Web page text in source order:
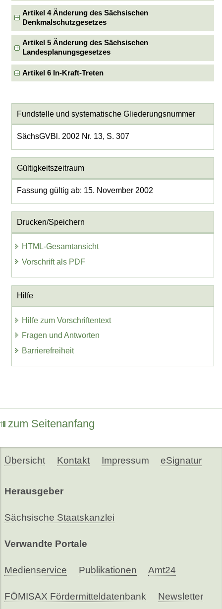
Artikel 4 Änderung des Sächsischen
Denkmalschutzgesetzes
Artikel 5 Änderung des Sächsischen
Landesplanungsgesetzes
Artikel 6 In-Kraft-Treten
Fundstelle und systematische Gliederungsnummer
SächsGVBl. 2002 Nr. 13, S. 307
Gültigkeitszeitraum
Fassung gültig ab: 15. November 2002
Drucken/Speichern
HTML-Gesamtansicht
Vorschrift als PDF
Hilfe
Hilfe zum Vorschriftentext
Fragen und Antworten
Barrierefreiheit
zum Seitenanfang
Übersicht Kontakt Impressum eSignatur
Herausgeber
Sächsische Staatskanzlei
Verwandte Portale
Medienservice Publikationen Amt24
FÖMISAX Fördermitteldatenbank Newsletter